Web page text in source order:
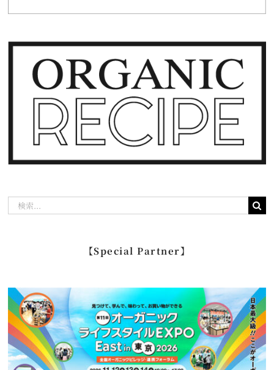
【Special Partner】